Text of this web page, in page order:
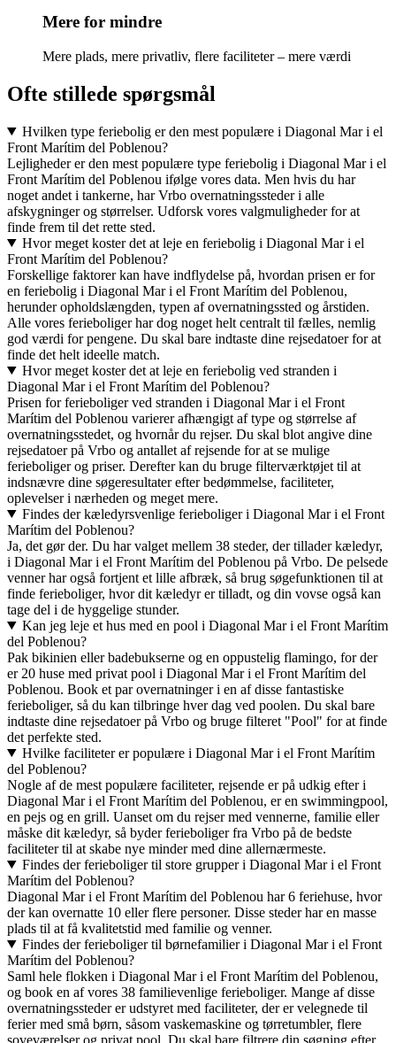
Mere for mindre
Mere plads, mere privatliv, flere faciliteter – mere værdi
Ofte stillede spørgsmål
Hvilken type feriebolig er den mest populære i Diagonal Mar i el
Front Marítim del Poblenou?
Lejligheder er den mest populære type feriebolig i Diagonal Mar i el
Front Marítim del Poblenou ifølge vores data. Men hvis du har
noget andet i tankerne, har Vrbo overnatningssteder i alle
afskygninger og størrelser. Udforsk vores valgmuligheder for at
finde frem til det rette sted.
Hvor meget koster det at leje en feriebolig i Diagonal Mar i el
Front Marítim del Poblenou?
Forskellige faktorer kan have indflydelse på, hvordan prisen er for
en feriebolig i Diagonal Mar i el Front Marítim del Poblenou,
herunder opholdslængden, typen af overnatningssted og årstiden.
Alle vores ferieboliger har dog noget helt centralt til fælles, nemlig
god værdi for pengene. Du skal bare indtaste dine rejsedatoer for at
finde det helt ideelle match.
Hvor meget koster det at leje en feriebolig ved stranden i
Diagonal Mar i el Front Marítim del Poblenou?
Prisen for ferieboliger ved stranden i Diagonal Mar i el Front
Marítim del Poblenou varierer afhængigt af type og størrelse af
overnatningsstedet, og hvornår du rejser. Du skal blot angive dine
rejsedatoer på Vrbo og antallet af rejsende for at se mulige
ferieboliger og priser. Derefter kan du bruge filterværktøjet til at
indsnævre dine søgeresultater efter bedømmelse, faciliteter,
oplevelser i nærheden og meget mere.
Findes der kæledyrsvenlige ferieboliger i Diagonal Mar i el Front
Marítim del Poblenou?
Ja, det gør der. Du har valget mellem 38 steder, der tillader kæledyr,
i Diagonal Mar i el Front Marítim del Poblenou på Vrbo. De pelsede
venner har også fortjent et lille afbræk, så brug søgefunktionen til at
finde ferieboliger, hvor dit kæledyr er tilladt, og din vovse også kan
tage del i de hyggelige stunder.
Kan jeg leje et hus med en pool i Diagonal Mar i el Front Marítim
del Poblenou?
Pak bikinien eller badebukserne og en oppustelig flamingo, for der
er 20 huse med privat pool i Diagonal Mar i el Front Marítim del
Poblenou. Book et par overnatninger i en af disse fantastiske
ferieboliger, så du kan tilbringe hver dag ved poolen. Du skal bare
indtaste dine rejsedatoer på Vrbo og bruge filteret "Pool" for at finde
det perfekte sted.
Hvilke faciliteter er populære i Diagonal Mar i el Front Marítim
del Poblenou?
Nogle af de mest populære faciliteter, rejsende er på udkig efter i
Diagonal Mar i el Front Marítim del Poblenou, er en swimmingpool,
en pejs og en grill. Uanset om du rejser med vennerne, familie eller
måske dit kæledyr, så byder ferieboliger fra Vrbo på de bedste
faciliteter til at skabe nye minder med dine allernærmeste.
Findes der ferieboliger til store grupper i Diagonal Mar i el Front
Marítim del Poblenou?
Diagonal Mar i el Front Marítim del Poblenou har 6 feriehuse, hvor
der kan overnatte 10 eller flere personer. Disse steder har en masse
plads til at få kvalitetstid med familie og venner.
Findes der ferieboliger til børnefamilier i Diagonal Mar i el Front
Marítim del Poblenou?
Saml hele flokken i Diagonal Mar i el Front Marítim del Poblenou,
og book en af vores 38 familievenlige ferieboliger. Mange af disse
overnatningssteder er udstyret med faciliteter, der er velegnede til
ferier med små børn, såsom vaskemaskine og tørretumbler, flere
soveværelser og privat pool. Du skal bare filtrere din søgning efter